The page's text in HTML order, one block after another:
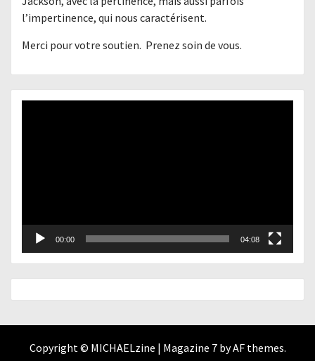
l’impertinence, qui nous caractérisent.
Merci pour votre soutien. Prenez soin de vous.
00:00 04:08
Copyright © MICHAELzine | Magazine 7by AF themes.